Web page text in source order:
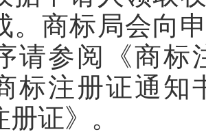
。商标局会向
请参阅《商标
标注册证通
册证》。